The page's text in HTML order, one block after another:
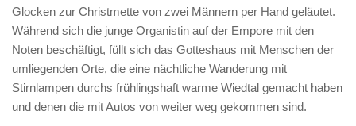
Glocken zur Christmette von zwei Männern per Hand geläutet.
Während sich die junge Organistin auf der Empore mit den
Noten beschäftigt, füllt sich das Gotteshaus mit Menschen der
umliegenden Orte, die eine nächtliche Wanderung mit
Stirnlampen durchs frühlingshaft warme Wiedtal gemacht haben
und denen die mit Autos von weiter weg gekommen sind.